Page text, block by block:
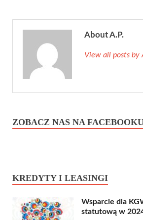
About A.P.
View all posts by
ZOBACZ NAS NA
KREDYTY I LEASINGI
Wsparcie dla
statutową w